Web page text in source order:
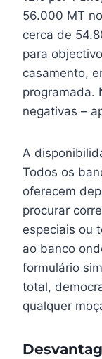
56.000 MT
cerca de
para
casamento,
programada.
negativas –
A
Todos os
oferecem
procurar
especiais ou
ao banco
formulário
total,
qualquer